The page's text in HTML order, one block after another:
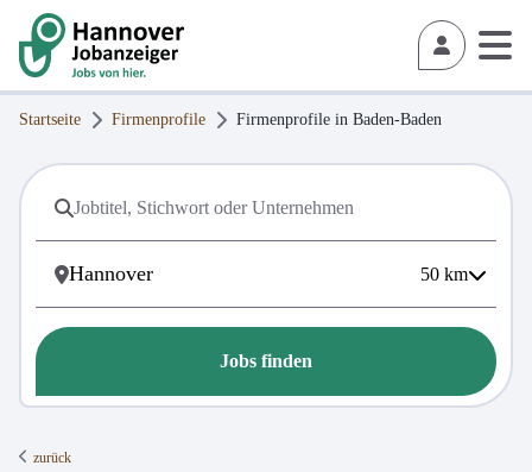
Startseite Firmenprofile Firmenprofile in Baden-Baden
50 km
Jobs finden
zurück